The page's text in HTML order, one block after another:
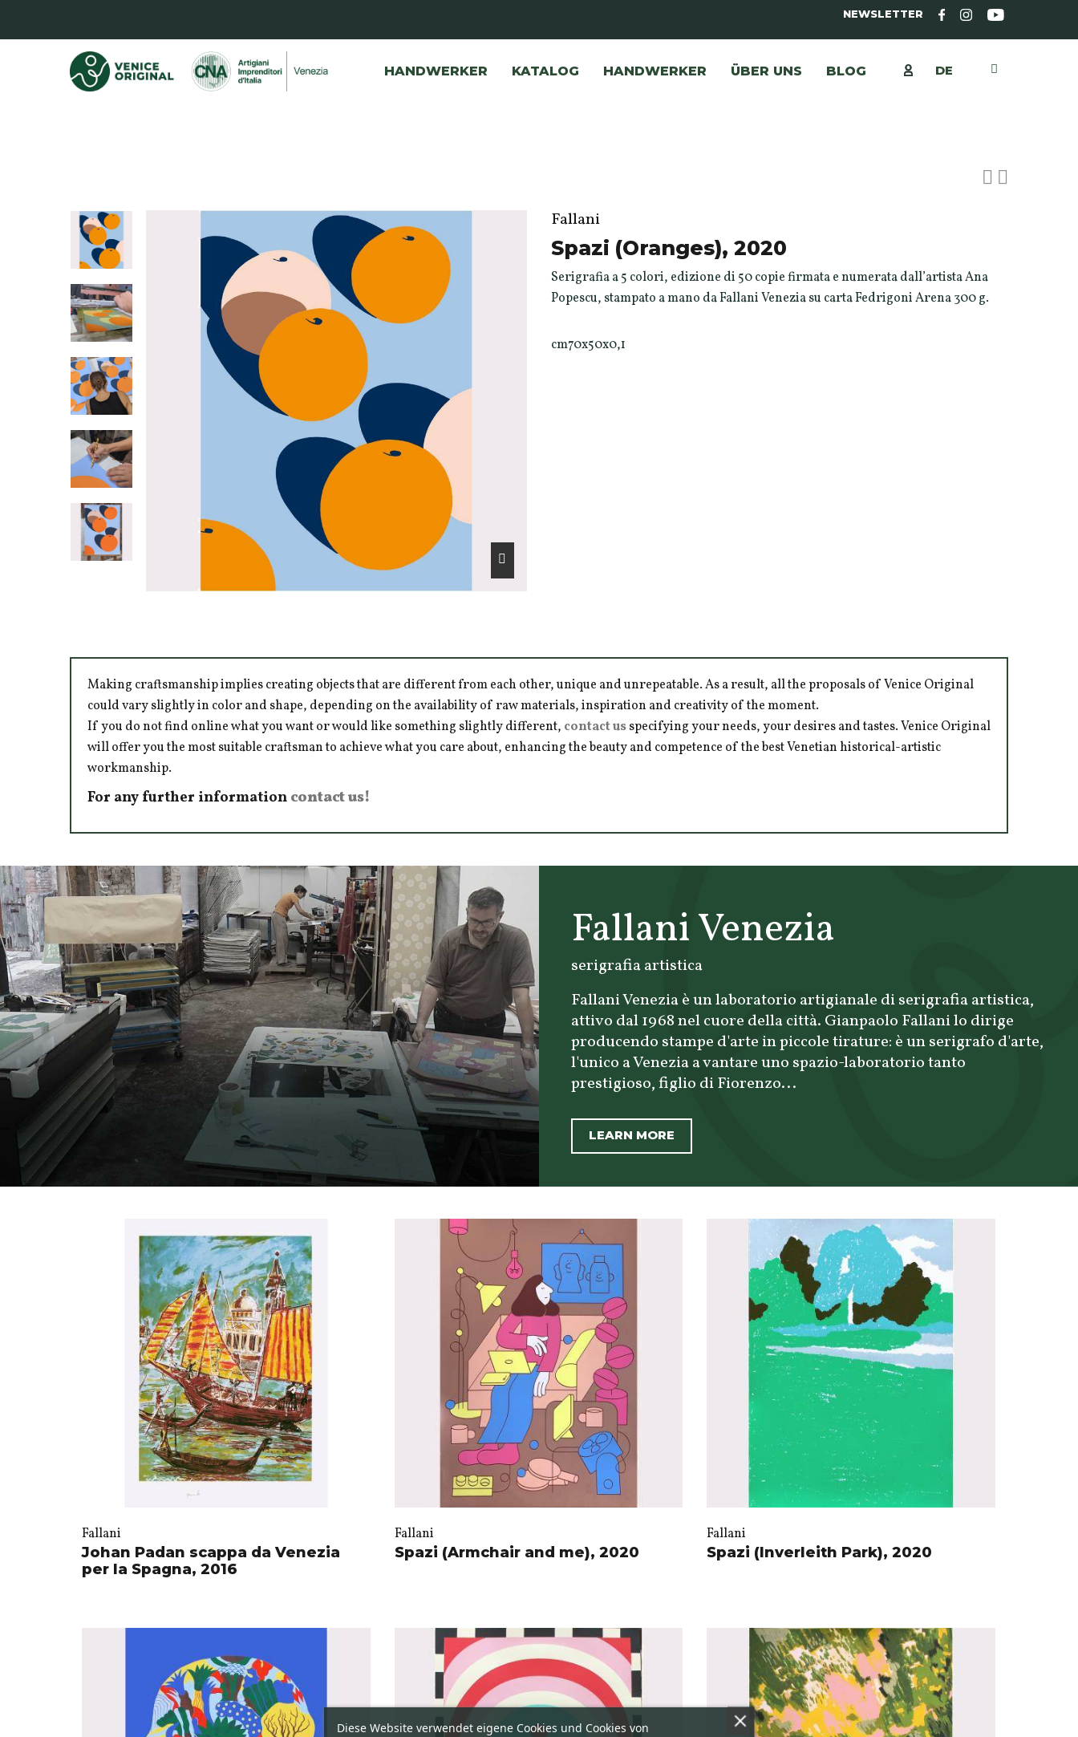
NEWSLETTER
HANDWERKER KATALOG HANDWERKER ÜBER UNS BLOG DE
Fallani
Spazi (Oranges), 2020
Serigrafia a 5 colori, edizione di 50 copie firmata e numerata dall’artista Ana
Popescu, stampato a mano da Fallani Venezia su carta Fedrigoni Arena 300 g.
cm70x50x0,1
Making craftsmanship implies creating objects that are different from each other, unique and unrepeatable. As a result, all the proposals of Venice Original
could vary slightly in color and shape, depending on the availability of raw materials, inspiration and creativity of the moment.
If you do not find online what you want or would like something slightly different, contact usspecifying your needs, your desires and tastes. Venice Original
will offer you the most suitable craftsman to achieve what you care about, enhancing the beauty and competence of the best Venetian historical-artistic
workmanship.
For any further information contact us!
Fallani Venezia
serigrafia artistica
Fallani Venezia è un laboratorio artigianale di serigrafia artistica,
attivo dal 1968 nel cuore della città. Gianpaolo Fallani lo dirige
producendo stampe d'arte in piccole tirature: è un serigrafo d'arte,
l'unico a Venezia a vantare uno spazio-laboratorio tanto
prestigioso, figlio di Fiorenzo...
LEARN MORE
Fallani
Johan Padan scappa da Venezia
per la Spagna, 2016
Fallani
Spazi (Armchair and me), 2020
Fallani
Spazi (Inverleith Park), 2020
Diese Website verwendet eigene Cookies und Cookies von